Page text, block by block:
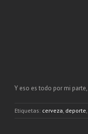
Y eso es todo por mi parte,
Etiquetas: cerveza, deporte,